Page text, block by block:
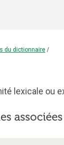
du dictionnaire /
lexicale ou
associées